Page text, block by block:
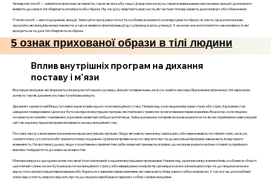
Четвертий спосіб — зайнятися фізичною активністю, такою як йога або танці. Ці практики можуть сприяти вивільненню накопичених емоцій і допомагати
виявити, де саме в тілі зберігається напруга або образа. Під час руху звертайте увагу на те, які частини тіла відчувають дискомфорт або обмеження.
П'ятий спосіб — вести щоденник емоцій. Записуйте свої думки і почуття, особливо в моменти, коли відчуваєте образу чи злість. Це допоможе вам
зрозуміти, які емоції ви не висловлюєте, а також виявити фізичні реакції, що супроводжують ці емоції. З часом ви зможете помітити закономірності, які
вказують на те, де в тілі зберігається образа.
5 ознак прихованої образи в тілі людини
Вплив внутрішніх програм на дихання
поставу і м'язи
Внутрішні програми, які формуються в результаті нашого досвіду, емоцій та переконань, можуть знайти своє відображення в фізичному тілі через різні
аспекти, такі як дихання, постава та м’язова напруга.
Дихання є одним із найбільш чутливих індикаторів нашого психоемоційного стану. Наприклад, коли людина відчуває страх або стрес, її дихання стає
швидким і поверхневим. Це може бути наслідком внутрішніх програм, які пов’язані з тривогою чи негативними переконаннями. Водночас, коли людина
почувається спокійно та впевнено, її дихання зазвичай глибше і ритмічніше. Зміна дихальних патернів може вказувати на те, як ми сприймаємо навколишній
світ і як наші внутрішні програми впливають на наш емоційний стан.
Постава також є важливим показником наших внутрішніх програм. Люди, які мають занижену самооцінку або переживають постійний стрес, можуть
схиляти плечі, сутулитися або тримати голову опущеною. Ці фізичні прояви можуть свідчити про те, що внутрішні програми заважають їм відчувати
впевненість. На противагу цьому, люди з позитивним сприйняттям себе зазвичай тримаються прямо, що може вказувати на їхню готовність приймати
виклики та відкритість до нових можливостей.
М’язова напруга є ще одним аспектом, який тісно пов’язаний з нашими внутрішніми програмами. Наприклад, хронічне напруження м’язів, особливо в області
шиї, плечей і спини, може бути результатом емоційного стресу або невирішених конфліктів. Ця напруга може сигналізувати про те, що людина не може
відпустити свої внутрішні переживання або бореться з певними переконаннями, які заважають їй відчувати себе комфортно. У той же час, розслаблені
м’язи і відсутність напруги свідчать про те, що людина перебуває в гармонії з собою і своїми емоціями.